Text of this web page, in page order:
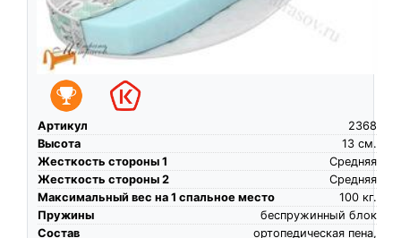
Артикул
2368
Высота
см.
13
Жесткость стороны 1
Средняя
Жесткость стороны 2
Средняя
Максимальный вес на 1 спальное место
кг.
100
Пружины
беспружинный блок
Состав
ортопедическая пена,